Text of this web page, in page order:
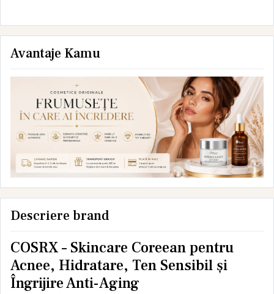
Avantaje Kamu
Descriere brand
COSRX – Skincare Coreean pentru
Acnee, Hidratare, Ten Sensibil și
Îngrijire Anti-Aging